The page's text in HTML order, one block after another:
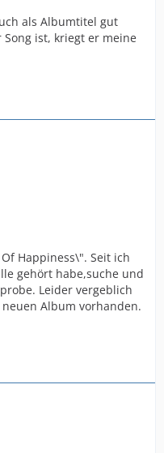
als Albumtitel gut
ist, kriegt er meine
Happiness\". Seit ich
gehört habe,suche und
Leider vergeblich
Album vorhanden.